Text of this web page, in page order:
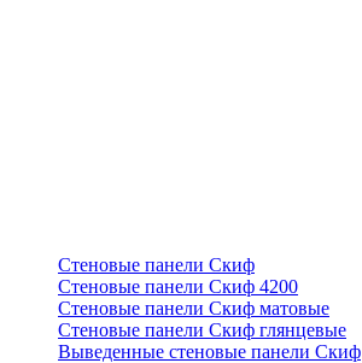
Стеновые панели Скиф
Стеновые панели Скиф 4200
Стеновые панели Скиф матовые
Стеновые панели Скиф глянцевые
Выведенные стеновые панели Скиф